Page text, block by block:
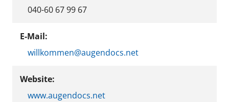
040-60 67 99 67
E-Mail:
willkommen@augendocs.net
Website:
www.augendocs.net